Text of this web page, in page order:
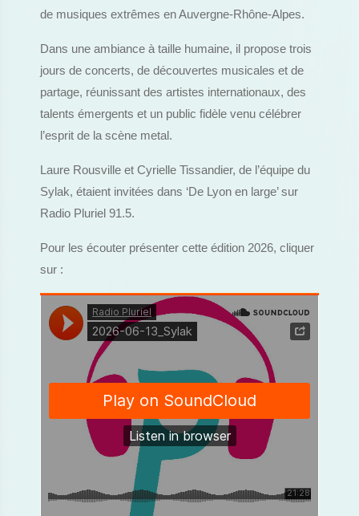
de musiques extrêmes en Auvergne-Rhône-Alpes.
Dans une ambiance à taille humaine, il propose trois
jours de concerts, de découvertes musicales et de
partage, réunissant des artistes internationaux, des
talents émergents et un public fidèle venu célébrer
l’esprit de la scène metal.
Laure Rousville et Cyrielle Tissandier, de l’équipe du
Sylak, étaient invitées dans ‘De Lyon en large’ sur
Radio Pluriel 91.5.
Pour les écouter présenter cette édition 2026, cliquer
sur :